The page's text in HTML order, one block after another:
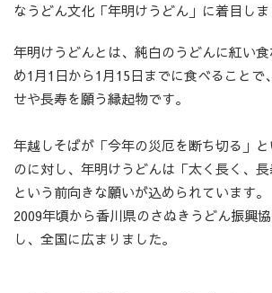
なうどん文化「年明けうどん」に着目しま
年明けうどんとは、純白のうどんに紅い
め1月1日から1月15日までに食べることで
せや長寿を願う縁起物です。
年越しそばが「今年の災厄を断ち切る」
のに対し、年明けうどんは「太く長く、長
という前向きな願いが込められています。
2009年頃から香川県のさぬきうどん振興
し、全国に広まりました。